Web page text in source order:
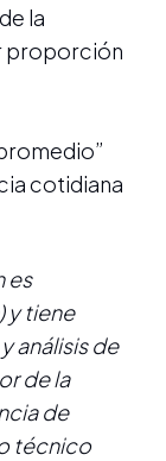
la
proporción
cotidiana
es
y tiene
análisis de
de la
de
técnico